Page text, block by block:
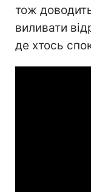
тож
виливати
де хтось